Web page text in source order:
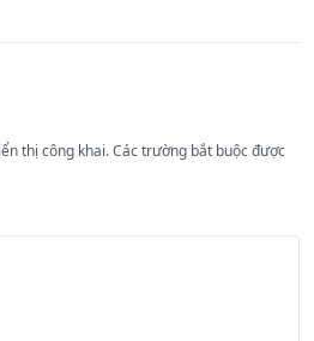
thị công khai.Các trường bắt buộc được